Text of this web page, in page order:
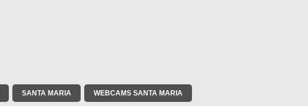
SANTA MARIA WEBCAMS SANTA MARIA